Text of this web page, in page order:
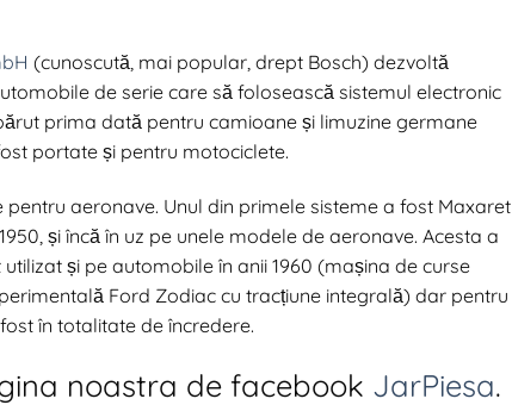
(cunoscută, mai popular, drept Bosch) dezvoltă
de serie care să folosească sistemul electronic
prima dată pentru camioane și limuzine germane
portate și pentru motociclete.
pentru aeronave. Unul din primele sisteme a fost Maxaret
și încă în uz pe unele modele de aeronave. Acesta a
și pe automobile în anii 1960 (mașina de curse
Ford Zodiac cu tracțiune integrală) dar pentru
în totalitate de încredere.
noastra de facebook JarPiesa.